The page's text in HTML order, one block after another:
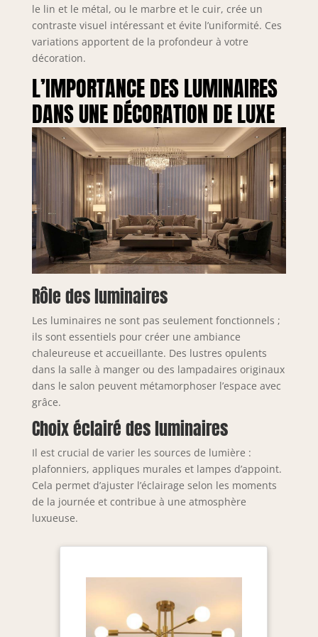
le lin et le métal, ou le marbre et le cuir, crée un
contraste visuel intéressant et évite l’uniformité. Ces
variations apportent de la profondeur à votre
décoration.
L’IMPORTANCE DES LUMINAIRES
DANS UNE DÉCORATION DE LUXE
Rôle des luminaires
Les luminaires ne sont pas seulement fonctionnels ;
ils sont essentiels pour créer une ambiance
chaleureuse et accueillante. Des lustres opulents
dans la salle à manger ou des lampadaires originaux
dans le salon peuvent métamorphoser l’espace avec
grâce.
Choix éclairé des luminaires
Il est crucial de varier les sources de lumière :
plafonniers, appliques murales et lampes d’appoint.
Cela permet d’ajuster l’éclairage selon les moments
de la journée et contribue à une atmosphère
luxueuse.